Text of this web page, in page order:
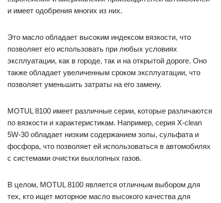
и имеет одобрения многих из них.
Это масло обладает высоким индексом вязкости, что
позволяет его использовать при любых условиях
эксплуатации, как в городе, так и на открытой дороге. Оно
также обладает увеличенным сроком эксплуатации, что
позволяет уменьшить затраты на его замену.
MOTUL 8100 имеет различные серии, которые различаются
по вязкости и характеристикам. Например, серия X-clean
5W-30 обладает низким содержанием золы, сульфата и
фосфора, что позволяет ей использоваться в автомобилях
с системами очистки выхлопных газов.
В целом, MOTUL 8100 является отличным выбором для
тех, кто ищет моторное масло высокого качества для